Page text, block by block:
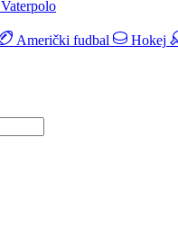
Vaterpolo
Američki fudbal Hokej